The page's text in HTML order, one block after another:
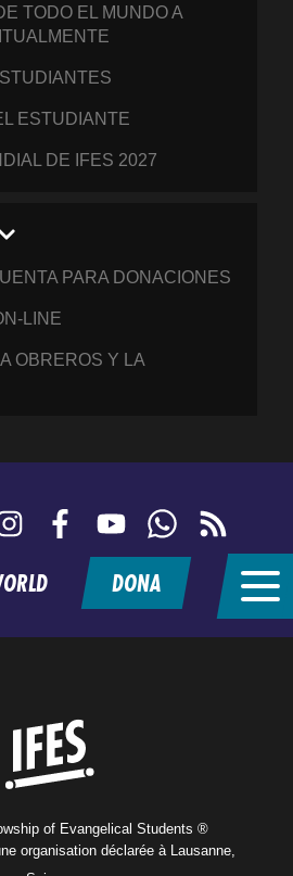
TODO EL MUNDO A
ESTUDIANTE
DE IFES 2027
PARA DONACIONES
LINE
OBREROS Y LA
Instagram FacebookYouTubeWhatsApp
feed
DONA
of Evangelical Students ®
organisation déclarée à Lausanne,